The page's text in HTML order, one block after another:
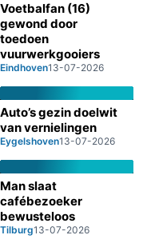
Voetbalfan (16)
gewond door
toedoen
vuurwerkgooiers
Eindhoven13-07-2026
Auto’s gezin doelwit
van vernielingen
Eygelshoven13-07-2026
Man slaat
cafébezoeker
bewusteloos
Tilburg13-07-2026